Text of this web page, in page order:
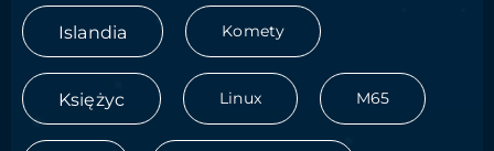
Islandia Komety
Księżyc Linux M65